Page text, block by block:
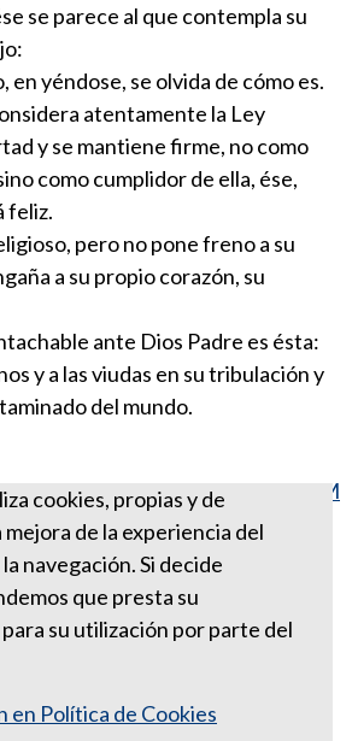
se parece al que contempla su
en yéndose, se olvida de cómo es.
atentamente la Ley
y se mantiene firme, no como
como cumplidor de ella, ése,
feliz.
pero no pone freno a su
a su propio corazón, su
ante Dios Padre es ésta:
y a las viudas en su tribulación y
del mundo.
archive/ESL0506/__P10C.HTM
Santiago
1:15
cookies, propias y de
de la experiencia del
navegación. Si decide
que presta su
su utilización por parte del
en Política de Cookies